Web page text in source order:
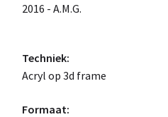
2016 - A.M.G.
Techniek:
Acryl op 3d frame
Formaat: